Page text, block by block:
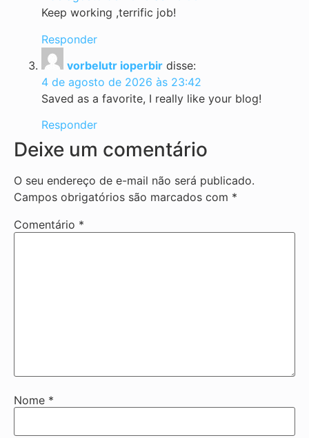
Keep working ,terrific job!
Responder
vorbelutr ioperbir disse:
4 de agosto de 2026 às 23:42
Saved as a favorite, I really like your blog!
Responder
Deixe um comentário
O seu endereço de e-mail não será publicado.
Campos obrigatórios são marcados com *
Comentário *
Nome *